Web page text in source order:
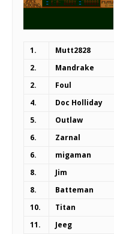
1. Mutt2828
2.
Mandrake
2.
Foul
4.
Doc Holliday
5.
Outlaw
6.
Zarnal
6.
migaman
8.
Jim
8.
Batteman
10.
Titan
11.
Jeeg